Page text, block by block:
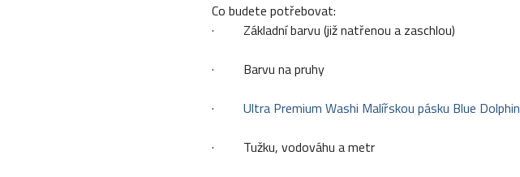
Co budete potřebovat:
· Základní barvu (již natřenou a zaschlou)
· Barvu na pruhy
· Ultra Premium Washi Malířskou pásku Blue Dolphin
· Tužku, vodováhu a metr